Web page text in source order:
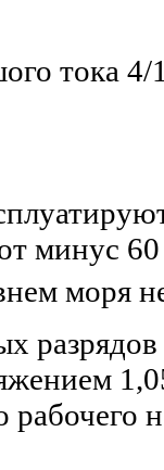
тока 4/
минус 60
моря
рабочего